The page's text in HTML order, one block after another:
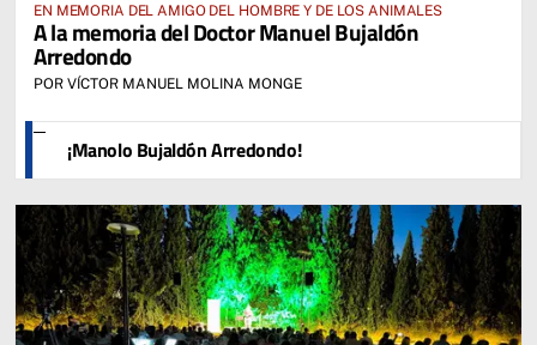
EN MEMORIA DEL AMIGO DEL HOMBRE Y DE LOS ANIMALES
A la memoria del Doctor Manuel Bujaldón
Arredondo
POR VÍCTOR MANUEL MOLINA MONGE
¡Manolo Bujaldón Arredondo!